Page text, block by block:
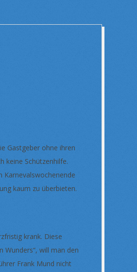
Gastgeber ohne ihren
keine Schützenhilfe.
Karnevalswochenende
kaum zu überbieten.
krank. Diese
Wunders“, will man den
Frank Mund nicht